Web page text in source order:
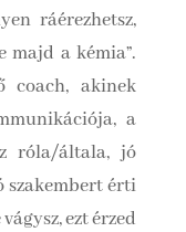
ráérezhetsz,
majd a kémia”.
coach, akinek
a
róla/általa, jó
szakembert érti
ezt érzed